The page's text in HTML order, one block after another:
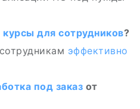
курсы для сотрудников?
эффективно
под заказ от